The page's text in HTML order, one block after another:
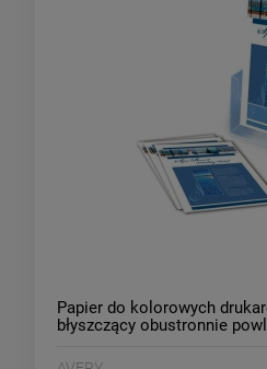
Papier do kolorowych
błyszczący obustronnie